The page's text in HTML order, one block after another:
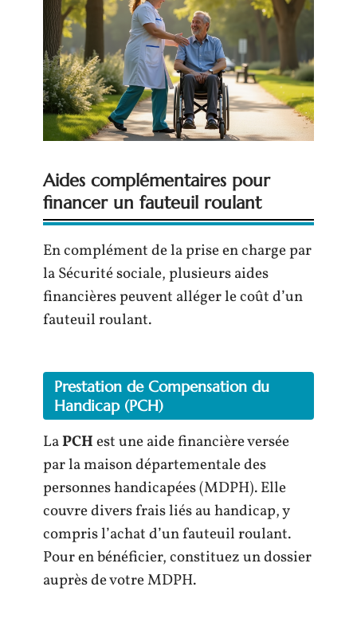
Aides complémentaires pour
financer un fauteuil roulant
En complément de la prise en charge par
la Sécurité sociale, plusieurs aides
financières peuvent alléger le coût d’un
fauteuil roulant.
Prestation de Compensation du
Handicap (PCH)
LaPCHest une aide financière versée
par la maison départementale des
personnes handicapées (MDPH). Elle
couvre divers frais liés au handicap, y
compris l’achat d’un fauteuil roulant.
Pour en bénéficier, constituez un dossier
auprès de votre MDPH.